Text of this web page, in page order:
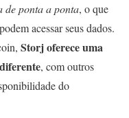
de ponta a ponta, o que
acessar seus dados.
Storj oferece uma
, com outros
do